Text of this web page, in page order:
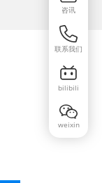
咨讯
联系我们
bilibili
weixin